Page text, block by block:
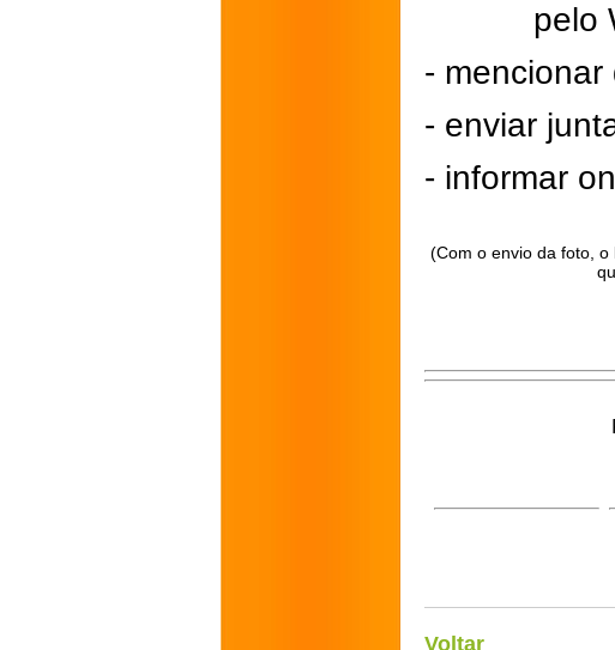
pelo
-
- enviar
- informar
(Com o envio da foto,
Voltar